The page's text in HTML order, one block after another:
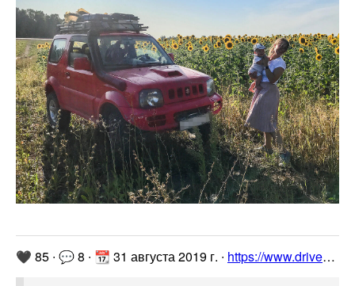
🖤 85 ∙ 💬 8 ∙ 📆 31 августа 2019 г. ∙ https://www.drive2.ru/l/539610346294345733/